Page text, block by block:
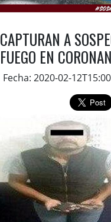
CAPTURAN A
FUEGO EN
Fecha: 2020-02-12T15:00